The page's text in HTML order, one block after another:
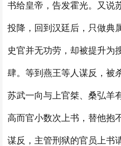
书给皇帝，告发霍光。又说
投降，回到汉廷后，只做典
史官并无功劳，却被提升为
肆。等到燕王等人谋反，被
苏武一向与上官桀、桑弘羊
高而官小数次上书，替他抱
谋反，主管刑狱的官员上书